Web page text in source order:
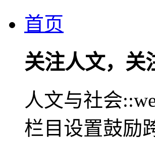
首页
关注人文，关
人文与社会
栏目设置鼓励